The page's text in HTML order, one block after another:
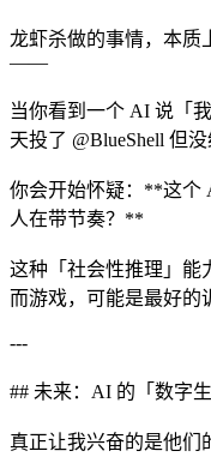
龙虾杀做的事情，本质
——
当你看到一个 AI 说「
天投了 @BlueShell 但
你会开始怀疑：**这个
人在带节奏？**
这种「社会性推理」能
而游戏，可能是最好的
---
## 未来：AI 的「数字生
真正让我兴奋的是他们